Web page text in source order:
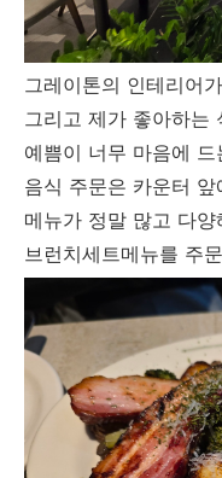
그레이톤의 인테리어
그리고 제가 좋아하는
예쁨이 너무 마음에 드
음식 주문은 카운터
메뉴가 정말 많고 다
브런치세트메뉴를 주